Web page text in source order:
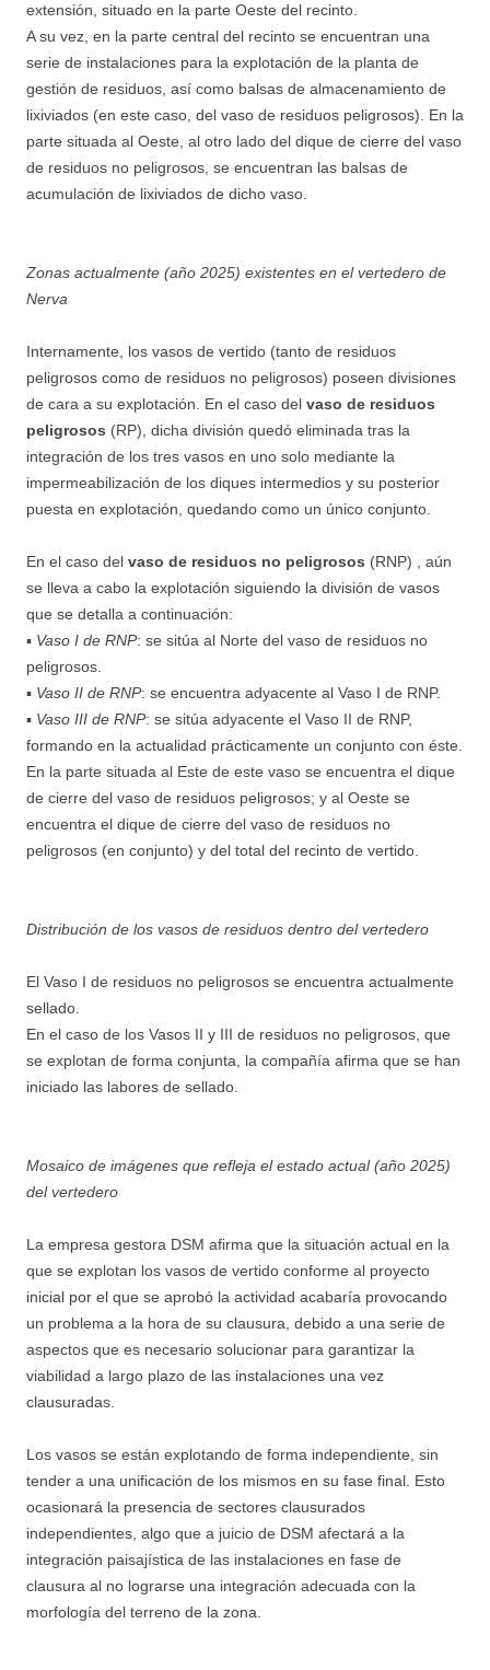
extensión, situado en la parte Oeste del recinto.
A su vez, en la parte central del recinto se encuentran una
serie de instalaciones para la explotación de la planta de
gestión de residuos, así como balsas de almacenamiento de
lixiviados (en este caso, del vaso de residuos peligrosos). En la
parte situada al Oeste, al otro lado del dique de cierre del vaso
de residuos no peligrosos, se encuentran las balsas de
acumulación de lixiviados de dicho vaso.
Zonas actualmente (año 2025) existentes en el vertedero de
Nerva
Internamente, los vasos de vertido (tanto de residuos
peligrosos como de residuos no peligrosos) poseen divisiones
de cara a su explotación. En el caso del vaso de residuos
peligrosos (RP), dicha división quedó eliminada tras la
integración de los tres vasos en uno solo mediante la
impermeabilización de los diques intermedios y su posterior
puesta en explotación, quedando como un único conjunto.
En el caso del vaso de residuos no peligrosos (RNP) , aún
se lleva a cabo la explotación siguiendo la división de vasos
que se detalla a continuación:
▪ Vaso I de RNP: se sitúa al Norte del vaso de residuos no
peligrosos.
▪ Vaso II de RNP: se encuentra adyacente al Vaso I de RNP.
▪ Vaso III de RNP: se sitúa adyacente el Vaso II de RNP,
formando en la actualidad prácticamente un conjunto con éste.
En la parte situada al Este de este vaso se encuentra el dique
de cierre del vaso de residuos peligrosos; y al Oeste se
encuentra el dique de cierre del vaso de residuos no
peligrosos (en conjunto) y del total del recinto de vertido.
Distribución de los vasos de residuos dentro del vertedero
El Vaso I de residuos no peligrosos se encuentra actualmente
sellado.
En el caso de los Vasos II y III de residuos no peligrosos, que
se explotan de forma conjunta, la compañía afirma que se han
iniciado las labores de sellado.
Mosaico de imágenes que refleja el estado actual (año 2025)
del vertedero
La empresa gestora DSM afirma que la situación actual en la
que se explotan los vasos de vertido conforme al proyecto
inicial por el que se aprobó la actividad acabaría provocando
un problema a la hora de su clausura, debido a una serie de
aspectos que es necesario solucionar para garantizar la
viabilidad a largo plazo de las instalaciones una vez
clausuradas.
Los vasos se están explotando de forma independiente, sin
tender a una unificación de los mismos en su fase final. Esto
ocasionará la presencia de sectores clausurados
independientes, algo que a juicio de DSM afectará a la
integración paisajística de las instalaciones en fase de
clausura al no lograrse una integración adecuada con la
morfología del terreno de la zona.